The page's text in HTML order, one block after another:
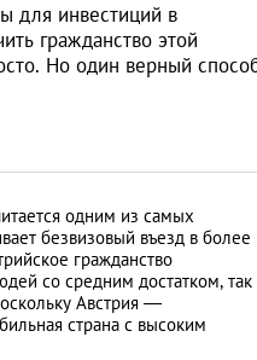
для инвестиций в
гражданство этой
Но один верный
одним из самых
безвизовый въезд в более
гражданство
со средним достатком, так
Австрия —
страна с высоким